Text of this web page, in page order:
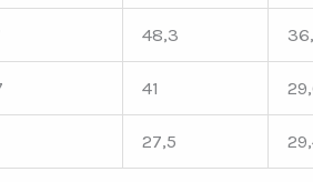
48,3
41
27,5